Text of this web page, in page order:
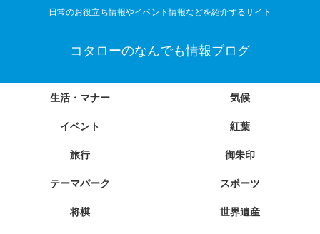
日常のお役立ち情報やイベント情報などを紹介するサイト
コタローのなんでも情報ブログ
生活・マナー 気候
イベント 紅葉
旅行 御朱印
テーマパーク スポーツ
将棋 世界遺産